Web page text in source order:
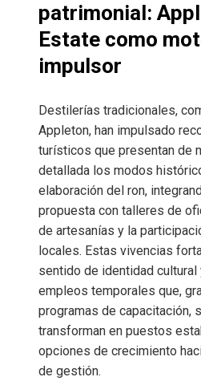
patrimonial:
Estate como
impulsor
Destilerías tradicionales,
Appleton, han impulsado
turísticos que presentan de
detallada los modos
elaboración del ron,
propuesta con talleres de
de artesanías y la
locales. Estas vivencias
sentido de identidad cultural
empleos temporales que,
programas de capacitación,
transforman en puestos
opciones de crecimiento
de gestión.